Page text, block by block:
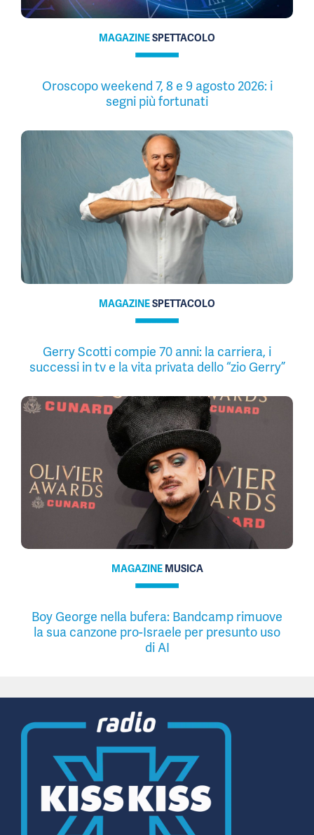
MAGAZINESPETTACOLO
Oroscopo weekend 7, 8 e 9 agosto 2026: i
segni più fortunati
MAGAZINESPETTACOLO
Gerry Scotti compie 70 anni: la carriera, i
successi in tv e la vita privata dello “zio Gerry”
MAGAZINE MUSICA
Boy George nella bufera: Bandcamp rimuove
la sua canzone pro-Israele per presunto uso
di AI